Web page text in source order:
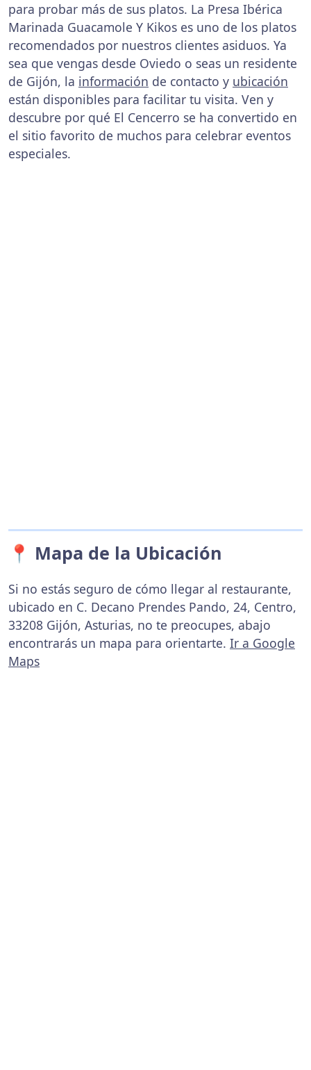
para probar más de sus platos. La Presa Ibérica
Marinada Guacamole Y Kikos es uno de los platos
recomendados por nuestros clientes asiduos. Ya
sea que vengas desde Oviedo o seas un residente
de Gijón, la información de contacto y ubicación
están disponibles para facilitar tu visita. Ven y
descubre por qué El Cencerro se ha convertido en
el sitio favorito de muchos para celebrar eventos
especiales.
📍 Mapa de la Ubicación
Si no estás seguro de cómo llegar al restaurante,
ubicado en C. Decano Prendes Pando, 24, Centro,
33208 Gijón, Asturias, no te preocupes, abajo
encontrarás un mapa para orientarte. Ir a Google
Maps